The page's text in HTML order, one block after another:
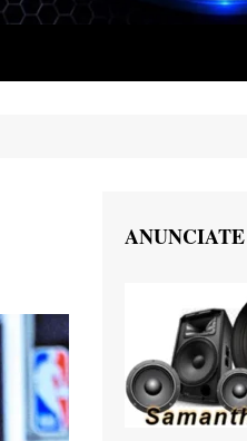
ANUNCIATE